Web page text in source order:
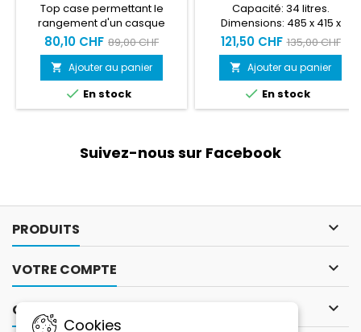
Top case permettant le
rangement d'un casque
intégral uniquement.
Système d'ouverture et
fermeture facile
80,10 CHF 89,00 CHF
 Ajouter au panier
 En stock
Capacité: 34 litres.
Dimensions: 485 x 415 x
305mm
121,50 CHF 135,00 CHF
 Ajouter au panier
 En stock
Suivez-nous sur Facebook
PRODUITS 
VOTRE COMPTE 
CONTACT 
Cookies